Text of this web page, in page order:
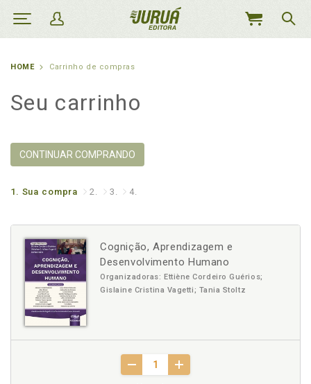
MEU
HOME Carrinho de compras
Seu carrinho
CONTINUAR COMPRANDO
1. Sua compra 2. 3. 4.
Cognição, Aprendizagem e
Desenvolvimento Humano
Organizadoras: Ettiène Cordeiro Guérios;
Gislaine Cristina Vagetti; Tania Stoltz